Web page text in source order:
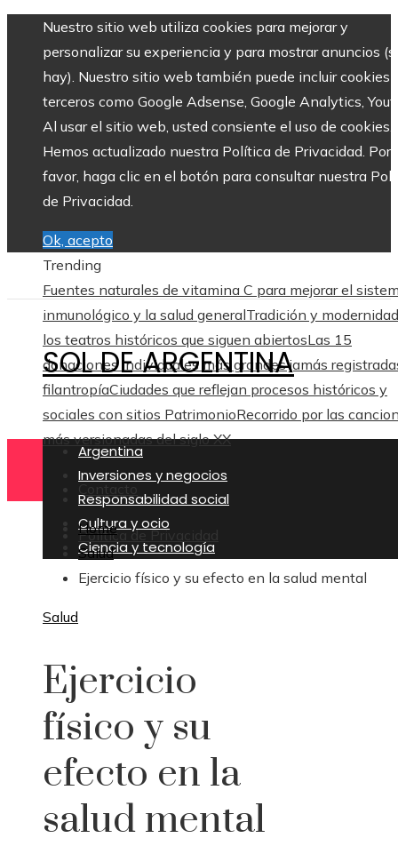
Nuestro sitio web utiliza cookies para mejorar y
personalizar su experiencia y para mostrar anuncios
hay). Nuestro sitio web también puede incluir cookies
terceros como Google Adsense, Google Analytics,
Al usar el sitio web, usted consiente el uso de cookies.
Hemos actualizado nuestra Política de Privacidad. Por
favor, haga clic en el botón para consultar nuestra
de Privacidad.
Ok, acepto
Trending
Fuentes naturales de vitamina C para mejorar el
inmunológico y la salud generalTradición y
los teatros históricos que siguen abiertosLas 15
donaciones individuales más grandes jamás
filantropíaCiudades que reflejan procesos históricos y
sociales con sitios PatrimonioRecorrido por las
más versionadas del siglo XX
Contacto
Política de Privacidad
SOL DE ARGENTINA
Argentina
Inversiones y negocios
Responsabilidad social
Cultura y ocio
Ciencia y tecnología
Home
Salud
Ejercicio físico y su efecto en la salud mental
Salud
Ejercicio
físico y su
efecto en la
salud mental